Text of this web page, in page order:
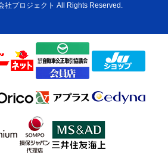
社プロジェクト All Rights Reserved.